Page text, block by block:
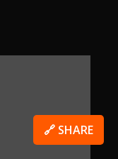
🔗 SHARE